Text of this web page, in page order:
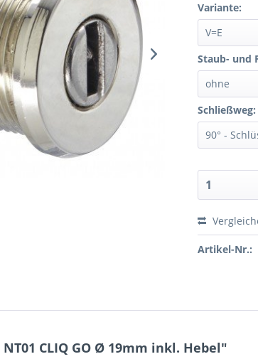
Variante:
Staub- und
Schließweg:
Artikel-Nr.:
CLIQ GO Ø 19mm inkl. Hebel"